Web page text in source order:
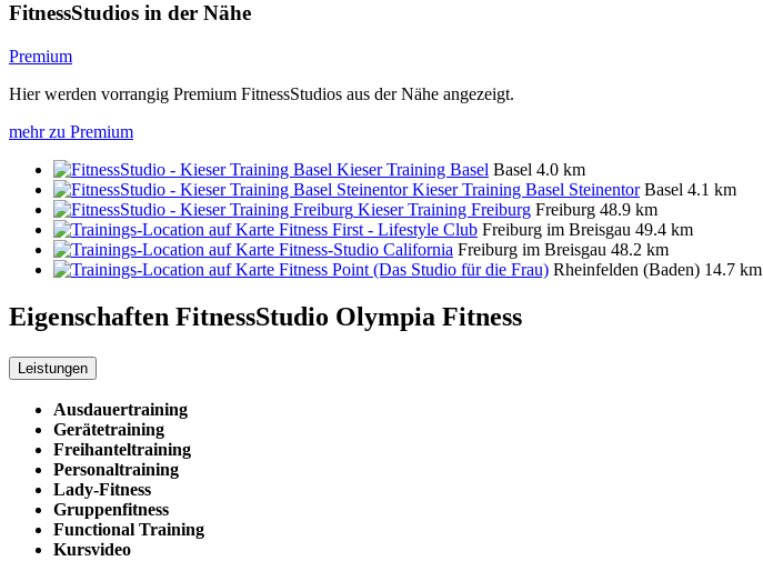
FitnessStudios in der Nähe
Premium
Hier werden vorrangig Premium FitnessStudios aus der Nähe angezeigt.
mehr zu Premium
Kieser Training Basel Basel 4.0 km
Kieser Training Basel Steinentor Basel 4.1 km
Kieser Training Freiburg Freiburg 48.9 km
Fitness First - Lifestyle Club Freiburg im Breisgau 49.4 km
Fitness-Studio California Freiburg im Breisgau 48.2 km
Fitness Point (Das Studio für die Frau) Rheinfelden (Baden) 14.7 km
Eigenschaften FitnessStudio Olympia Fitness
Leistungen
Ausdauertraining
Gerätetraining
Freihanteltraining
Personaltraining
Lady-Fitness
Gruppenfitness
Functional Training
Kursvideo